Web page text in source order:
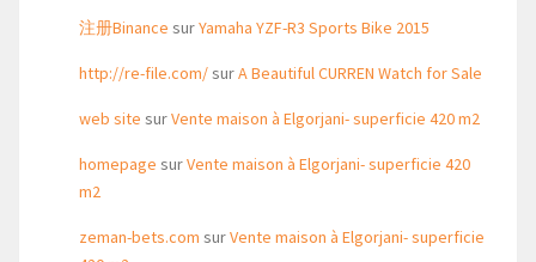
注册Binance surYamaha YZF-R3 Sports Bike 2015
http://re-file.com/surA Beautiful CURREN Watch for Sale
web site surVente maison à Elgorjani- superficie 420 m2
homepage surVente maison à Elgorjani- superficie 420
m2
zeman-bets.com surVente maison à Elgorjani- superficie